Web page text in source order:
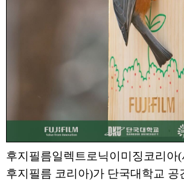
후지필름일렉트로닉이미징코리아
후지필름 코리아)가 단국대학교 공